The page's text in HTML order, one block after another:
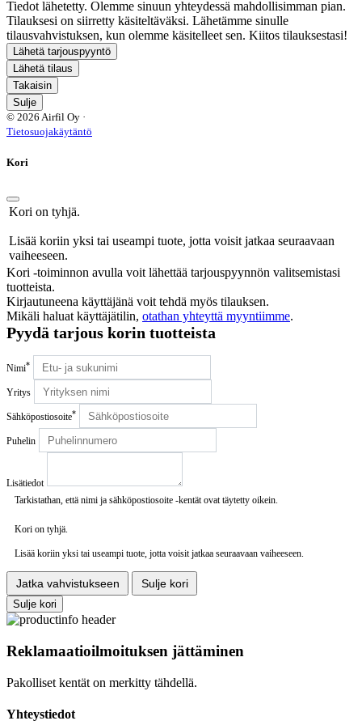
Tiedot lähetetty. Olemme sinuun yhteydessä mahdollisimman pian.
Tilauksesi on siirretty käsiteltäväksi. Lähetämme sinulle
tilausvahvistuksen, kun olemme käsitelleet sen. Kiitos tilauksestasi!
Lähetä tarjouspyyntö
Lähetä tilaus
Takaisin
Sulje
© 2026 Airfil Oy ·
Tietosuojakäytäntö
Kori
Kori on tyhjä.
Lisää koriin yksi tai useampi tuote, jotta voisit jatkaa seuraavaan
vaiheeseen.
Kori -toiminnon avulla voit lähettää tarjouspyynnön valitsemistasi
tuotteista.
Kirjautuneena käyttäjänä voit tehdä myös tilauksen.
Mikäli haluat käyttäjätilin, otathan yhteyttä myyntiimme.
Pyydä tarjous korin tuotteista
Nimi*
Yritys
Sähköpostiosoite*
Puhelin
Lisätiedot
Tarkistathan, että nimi ja sähköpostiosoite -kentät ovat täytetty oikein.
Kori on tyhjä.
Lisää koriin yksi tai useampi tuote, jotta voisit jatkaa seuraavaan vaiheeseen.
Jatka vahvistukseen
Sulje kori
Sulje kori
Reklamaatioilmoituksen jättäminen
Pakolliset kentät on merkitty tähdellä.
Yhteystiedot